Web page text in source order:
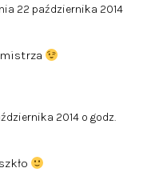
22 października 2014
2014 o godz.